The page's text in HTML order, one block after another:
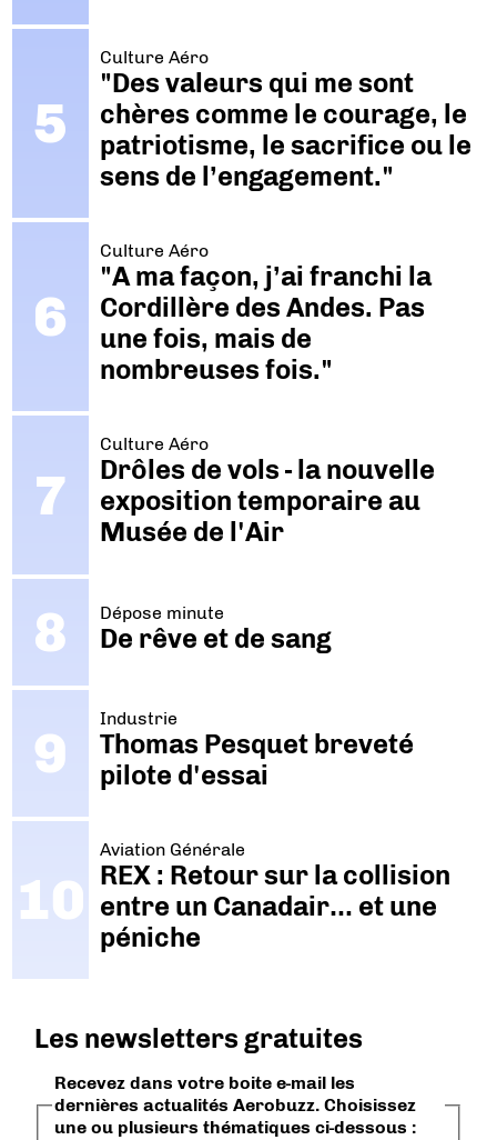
Culture Aéro
"Des valeurs qui me sont
chères comme le courage, le
patriotisme, le sacrifice ou le
sens de l’engagement."
Culture Aéro
"A ma façon, j’ai franchi la
Cordillère des Andes. Pas
une fois, mais de
nombreuses fois."
Culture Aéro
Drôles de vols - la nouvelle
exposition temporaire au
Musée de l'Air
Dépose minute
De rêve et de sang
Industrie
Thomas Pesquet breveté
pilote d'essai
Aviation Générale
REX : Retour sur la collision
entre un Canadair… et une
péniche
Les newsletters gratuites
Recevez dans votre boite e-mail les
dernières actualités Aerobuzz. Choisissez
une ou plusieurs thématiques ci-dessous :